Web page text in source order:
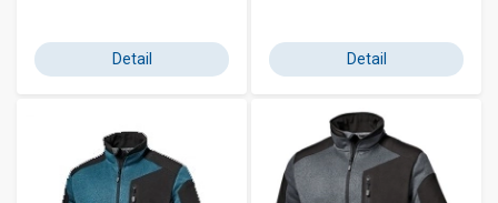
Detail Detail